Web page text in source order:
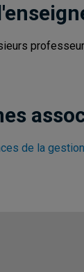
de la gestion